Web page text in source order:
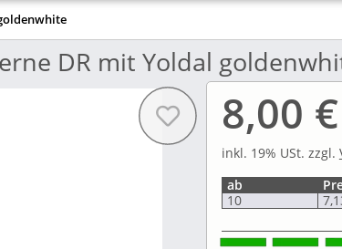
DR mit Yoldal
8,00 €
inkl. 19% USt. zzgl.
ab
10